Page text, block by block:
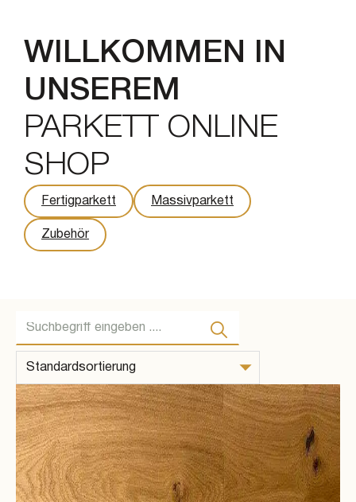
WILLKOMMEN IN
UNSEREM
PARKETT ONLINE
SHOP
Fertigparkett Massivparkett
Zubehör
Suche ...